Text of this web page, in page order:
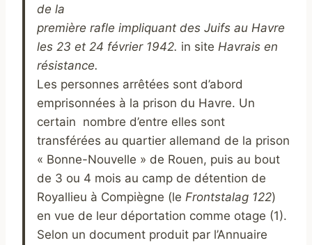
de la
première rafle impliquant des Juifs au Havre
les 23 et 24 février 1942. in site Havrais en
résistance.
Les personnes arrêtées sont d’abord
emprisonnées à la prison du Havre. Un
certain nombre d’entre elles sont
transférées au quartier allemand de la prison
« Bonne-Nouvelle » de Rouen, puis au bout
de 3 ou 4 mois au camp de détention de
Royallieu à Compiègne (le Frontstalag 122)
en vue de leur déportation comme otage (1).
Selon un document produit par l’Annuaire